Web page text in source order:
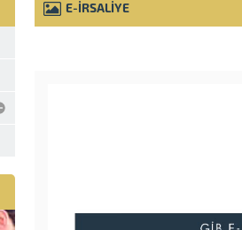
E-İRSALIYE